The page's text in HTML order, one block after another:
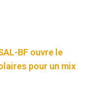
BF ouvre le
pour un mix